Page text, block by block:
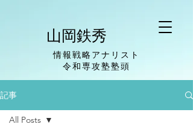
山岡鉄秀
情報戦略アナリスト
​令和専攻塾塾頭
記事
All Posts